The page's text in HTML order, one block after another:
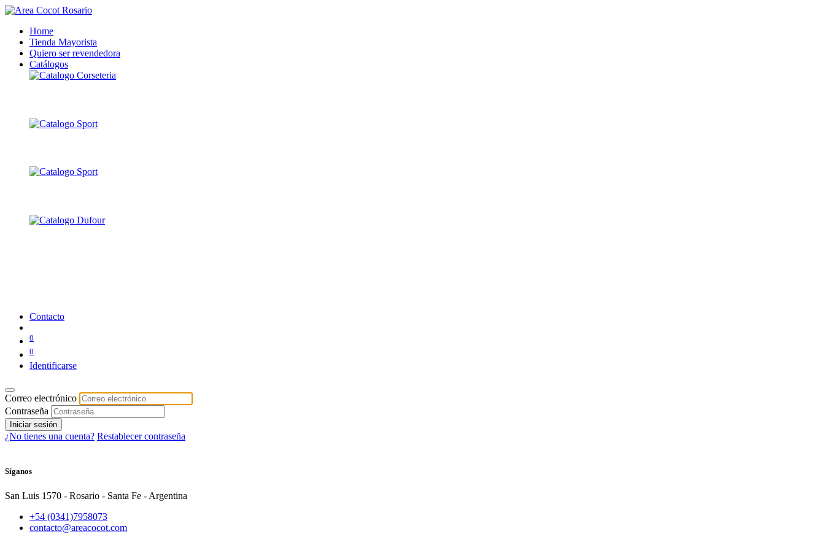
Home
Tienda Mayorista
Quiero ser revendedora
Catálogos
Contacto
0
0
Identificarse
Correo electrónico
Contraseña
Iniciar sesión
¿No tienes una cuenta? Restablecer contraseña
Síganos
San Luis 1570 - Rosario - Santa Fe - Argentina
+54 (0341)7958073
contacto@areacocot.com